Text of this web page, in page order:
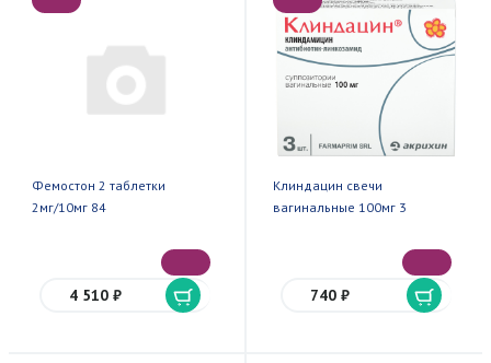
Фемостон 2 таблетки
2мг/10мг 84
4 510 ₽
Клиндацин свечи
вагинальные 100мг 3
740 ₽